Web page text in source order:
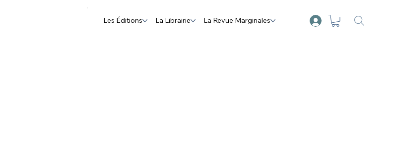
Les Éditions La Librairie La Revue Marginales